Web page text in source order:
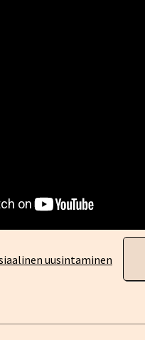
uusintaminen